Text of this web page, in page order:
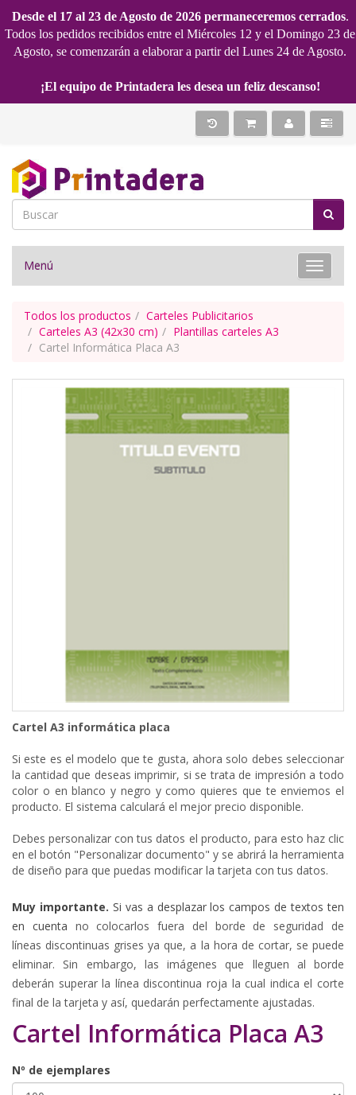
Desde el 17 al 23 de Agosto de 2026 permaneceremos cerrados.
Todos los pedidos recibidos entre el Miércoles 12 y el Domingo 23 de
Agosto, se comenzarán a elaborar a partir del Lunes 24 de Agosto.
¡El equipo de Printadera les desea un feliz descanso!
Toggle
Menú
Todos los productos
Carteles Publicitarios
Carteles A3 (42x30 cm)
Plantillas carteles A3
Cartel Informática Placa A3
Cartel A3 informática placa
Si este es el modelo que te gusta, ahora solo debes seleccionar
la cantidad que deseas imprimir, si se trata de impresión a todo
color o en blanco y negro y como quieres que te enviemos el
producto. El sistema calculará el mejor precio disponible.
Debes personalizar con tus datos el producto, para esto haz clic
en el botón "Personalizar documento" y se abrirá la herramienta
de diseño para que puedas modificar la tarjeta con tus datos.
Muy importante. Si vas a desplazar los campos de textos ten
en cuenta no colocarlos fuera del borde de seguridad de
líneas discontinuas grisesya que, a la hora de cortar, se puede
eliminar. Sin embargo, las imágenes que lleguen al borde
deberán superar la línea discontinua roja la cual indica el corte
final de la tarjeta y así, quedarán perfectamente ajustadas.
Cartel Informática Placa A3
Nº de ejemplares